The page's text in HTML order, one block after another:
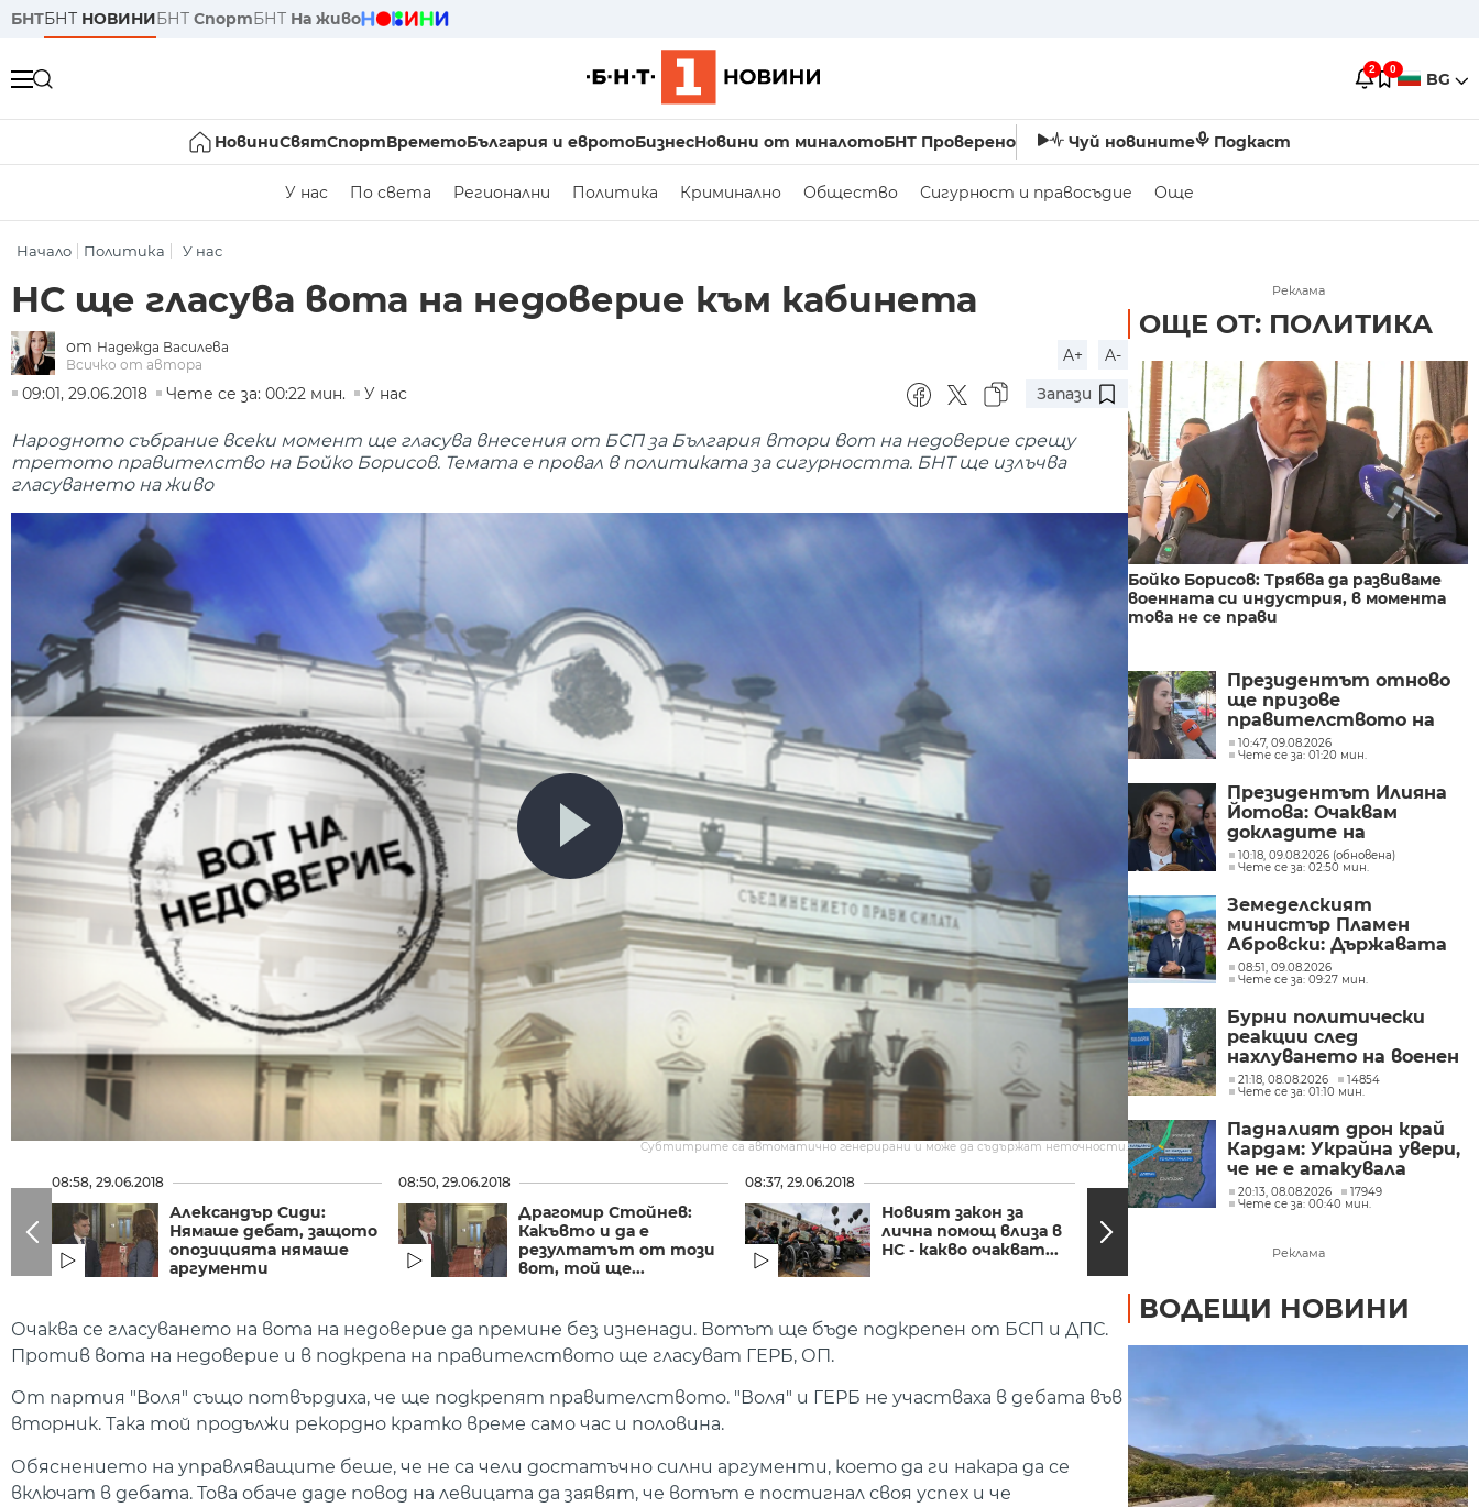
БНТБНТ НОВИНИБНТ СпортБНТ На живо
2 0 BG
НовиниСвятСпортВреметоБългария и евротоБизнесНовини от миналотоБНТ Проверено Чуй новините Подкаст
У нас По света Регионални Политика Криминално Общество Сигурност и правосъдие Още
Начало Политика У нас
НС ще гласува вота на недоверие към кабинета
от Надежда Василева
Всичко от автора
A+
A-
09:01, 29.06.2018
Чете се за: 00:22 мин. У нас Запази
Народното събрание всеки момент ще гласува внесения от БСП за България втори вот на недоверие срещу
третото правителство на Бойко Борисов. Темата е провал в политиката за сигурността. БНТ ще излъчва
гласуването на живо
Субтитрите са автоматично генерирани и може да съдържат неточности.
08:58, 29.06.2018
Александър Сиди:
Нямаше дебат, защото
опозицията нямаше
аргументи
08:50, 29.06.2018
Драгомир Стойнев:
Какъвто и да е
резултатът от този
вот, той ще...
08:37, 29.06.2018
Новият закон за
лична помощ влиза в
НС - какво очакват...
08:32, 29.06.2018
Тома Биков: Дали ще
кабинета решава
Очаква се гласуването на вота на недоверие да премине без изненади. Вотът ще бъде подкрепен от БСП и ДПС.
Против вота на недоверие и в подкрепа на правителството ще гласуват ГЕРБ, ОП.
От партия "Воля" също потвърдиха, че ще подкрепят правителството. "Воля" и ГЕРБ не участваха в дебата във
вторник. Така той продължи рекордно кратко време само час и половина.
Обяснението на управляващите беше, че не са чели достатъчно силни аргументи, което да ги накара да се
включат в дебата. Това обаче даде повод на левицата да заявят, че вотът е постигнал своя успех и че
Реклама
ОЩЕ ОТ: ПОЛИТИКА
Бойко Борисов: Трябва да развиваме
военната си индустрия, в момента
това не се прави
Президентът отново
ще призове
правителството на
Северна Македония да
съдейства за
Михайлова
10:47, 09.08.2026
Чете се за: 01:20 мин.
Президентът Илияна
Йотова: Очаквам
докладите на
службите какъв е
дронът и каква е била
10:18, 09.08.2026 (обновена)
Чете се за: 02:50 мин.
Земеделският
министър Пламен
Абровски: Държавата
трябва да засили
контрола върху вноса
08:51, 09.08.2026
Чете се за: 09:27 мин.
Бурни политически
реакции след
нахлуването на военен
дрон във въздушното
ни пространство
21:18, 08.08.2026
14854
Чете се за: 01:10 мин.
Падналият дрон край
Кардам: Украйна увери,
че не е атакувала
умишлено България и
обеща разследване
20:13, 08.08.2026
17949
Чете се за: 00:40 мин.
Реклама
ВОДЕЩИ НОВИНИ